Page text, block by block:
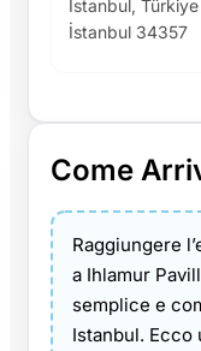
İstanbul, Türkiye
İstanbul 34357
Come
Raggiungere
a Ihlamur
semplice e
Istanbul. Ecco